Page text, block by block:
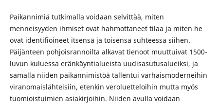
Paikannimiä tutkimalla voidaan selvittää, miten
menneisyyden ihmiset ovat hahmottaneet tilaa ja miten he
ovat identifioineet itsensä ja toisensa suhteessa siihen.
Päijänteen pohjoisrannoilta alkavat tienoot muuttuivat 1500-
luvun kuluessa eränkäyntialueista uudisasutusalueiksi, ja
samalla niiden paikannimistöä tallentui varhaismoderneihin
viranomaislähteisiin, etenkin veroluetteloihin mutta myös
tuomioistuimien asiakirjoihin. Niiden avulla voidaan